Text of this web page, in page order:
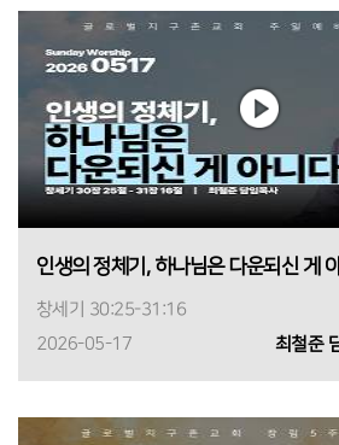
인생의 정체기, 하나님은 다운되신 게
창세기 30:25-31:16
2026-05-17
최철준